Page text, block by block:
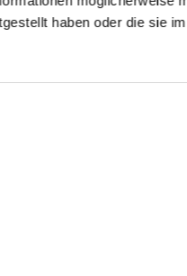
haben oder die sie